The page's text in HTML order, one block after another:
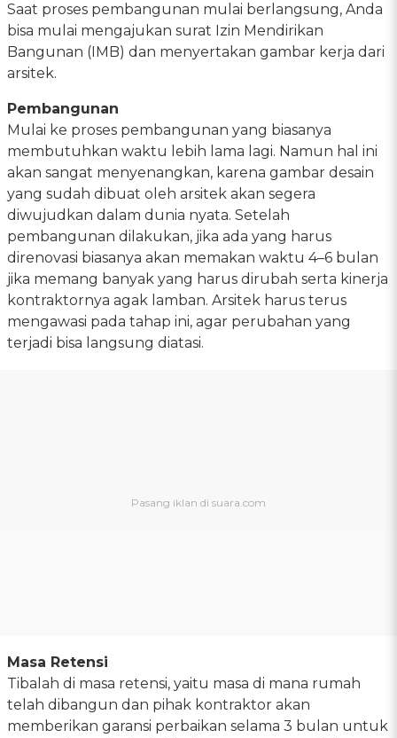
Saat proses pembangunan mulai berlangsung, Anda
bisa mulai mengajukan surat Izin Mendirikan
Bangunan (IMB) dan menyertakan gambar kerja dari
arsitek.
Pembangunan
Mulai ke proses pembangunan yang biasanya
membutuhkan waktu lebih lama lagi. Namun hal ini
akan sangat menyenangkan, karena gambar desain
yang sudah dibuat oleh arsitek akan segera
diwujudkan dalam dunia nyata. Setelah
pembangunan dilakukan, jika ada yang harus
direnovasi biasanya akan memakan waktu 4–6 bulan
jika memang banyak yang harus dirubah serta kinerja
kontraktornya agak lamban. Arsitek harus terus
mengawasi pada tahap ini, agar perubahan yang
terjadi bisa langsung diatasi.
Masa Retensi
Tibalah di masa retensi, yaitu masa di mana rumah
telah dibangun dan pihak kontraktor akan
memberikan garansi perbaikan selama 3 bulan untuk